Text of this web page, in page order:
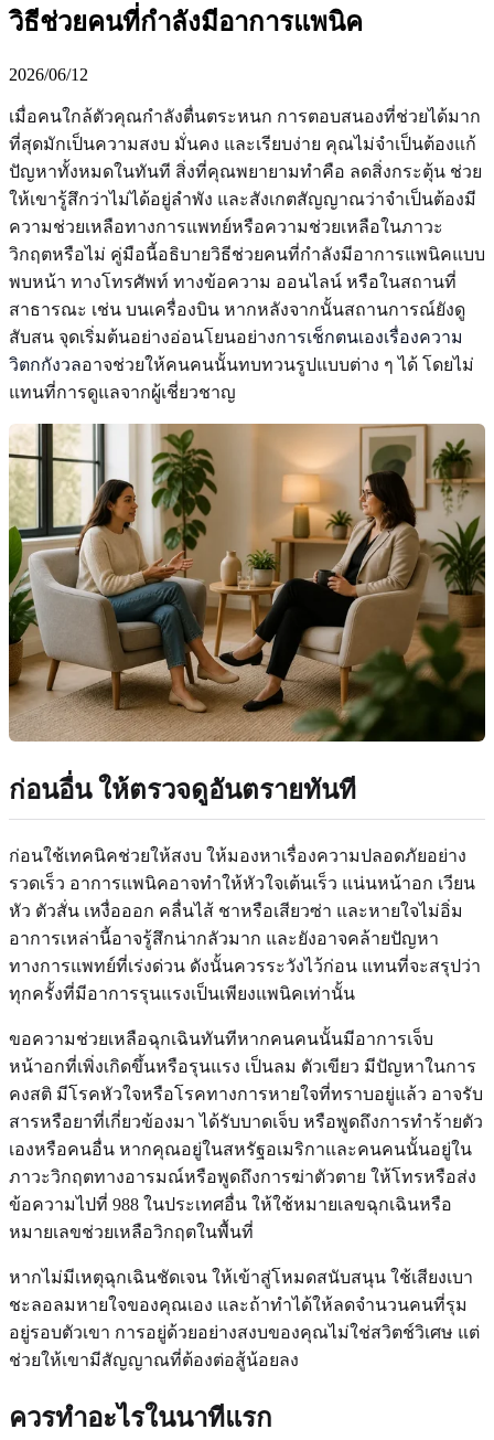
วิธีช่วยคนที่กำลังมีอาการแพนิค
2026/06/12
เมื่อคนใกล้ตัวคุณกำลังตื่นตระหนก การตอบสนองที่ช่วยได้มาก
ที่สุดมักเป็นความสงบ มั่นคง และเรียบง่าย คุณไม่จำเป็นต้องแก้
ปัญหาทั้งหมดในทันที สิ่งที่คุณพยายามทำคือ ลดสิ่งกระตุ้น ช่วย
ให้เขารู้สึกว่าไม่ได้อยู่ลำพัง และสังเกตสัญญาณว่าจำเป็นต้องมี
ความช่วยเหลือทางการแพทย์หรือความช่วยเหลือในภาวะ
วิกฤตหรือไม่ คู่มือนี้อธิบายวิธีช่วยคนที่กำลังมีอาการแพนิคแบบ
พบหน้า ทางโทรศัพท์ ทางข้อความ ออนไลน์ หรือในสถานที่
สาธารณะ เช่น บนเครื่องบิน หากหลังจากนั้นสถานการณ์ยังดู
สับสน จุดเริ่มต้นอย่างอ่อนโยนอย่างการเช็กตนเองเรื่องความ
วิตกกังวลอาจช่วยให้คนคนนั้นทบทวนรูปแบบต่าง ๆ ได้ โดยไม่
แทนที่การดูแลจากผู้เชี่ยวชาญ
ก่อนอื่น ให้ตรวจดูอันตรายทันที
ก่อนใช้เทคนิคช่วยให้สงบ ให้มองหาเรื่องความปลอดภัยอย่าง
รวดเร็ว อาการแพนิคอาจทำให้หัวใจเต้นเร็ว แน่นหน้าอก เวียน
หัว ตัวสั่น เหงื่อออก คลื่นไส้ ชาหรือเสียวซ่า และหายใจไม่อิ่ม
อาการเหล่านี้อาจรู้สึกน่ากลัวมาก และยังอาจคล้ายปัญหา
ทางการแพทย์ที่เร่งด่วน ดังนั้นควรระวังไว้ก่อน แทนที่จะสรุปว่า
ทุกครั้งที่มีอาการรุนแรงเป็นเพียงแพนิคเท่านั้น
ขอความช่วยเหลือฉุกเฉินทันทีหากคนคนนั้นมีอาการเจ็บ
หน้าอกที่เพิ่งเกิดขึ้นหรือรุนแรง เป็นลม ตัวเขียว มีปัญหาในการ
คงสติ มีโรคหัวใจหรือโรคทางการหายใจที่ทราบอยู่แล้ว อาจรับ
สารหรือยาที่เกี่ยวข้องมา ได้รับบาดเจ็บ หรือพูดถึงการทำร้ายตัว
เองหรือคนอื่น หากคุณอยู่ในสหรัฐอเมริกาและคนคนนั้นอยู่ใน
ภาวะวิกฤตทางอารมณ์หรือพูดถึงการฆ่าตัวตาย ให้โทรหรือส่ง
ข้อความไปที่ 988 ในประเทศอื่น ให้ใช้หมายเลขฉุกเฉินหรือ
หมายเลขช่วยเหลือวิกฤตในพื้นที่
หากไม่มีเหตุฉุกเฉินชัดเจน ให้เข้าสู่โหมดสนับสนุน ใช้เสียงเบา
ชะลอลมหายใจของคุณเอง และถ้าทำได้ให้ลดจำนวนคนที่รุม
อยู่รอบตัวเขา การอยู่ด้วยอย่างสงบของคุณไม่ใช่สวิตช์วิเศษ แต่
ช่วยให้เขามีสัญญาณที่ต้องต่อสู้น้อยลง
ควรทำอะไรในนาทีแรก